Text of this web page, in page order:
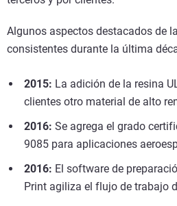
Algunos aspectos destacados de
consistentes durante la última
2015: La adición de la resina
clientes otro material de alto
2016: Se agrega el grado
9085 para aplicaciones
2016: El software de
Print agiliza el flujo de trabajo